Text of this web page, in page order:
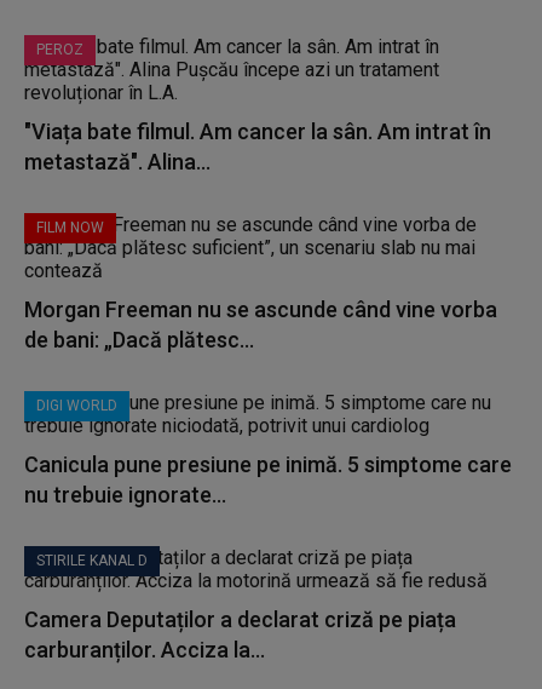
PEROZ
"Viața bate filmul. Am cancer la sân. Am intrat în
metastază". Alina...
FILM NOW
Morgan Freeman nu se ascunde când vine vorba
de bani: „Dacă plătesc...
DIGI WORLD
Canicula pune presiune pe inimă. 5 simptome care
nu trebuie ignorate...
STIRILE KANAL D
Camera Deputaților a declarat criză pe piața
carburanților. Acciza la...